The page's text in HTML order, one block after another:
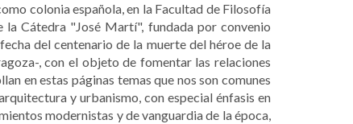
colonia española, en la Facultad de Filosofía
Cátedra "José Martí", fundada por convenio
del centenario de la muerte del héroe de la
, con el objeto de fomentar las relaciones
en estas páginas temas que nos son comunes
y urbanismo, con especial énfasis en
modernistas y de vanguardia de la época,